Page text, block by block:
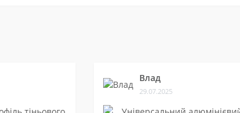
Влад
29.07.2025